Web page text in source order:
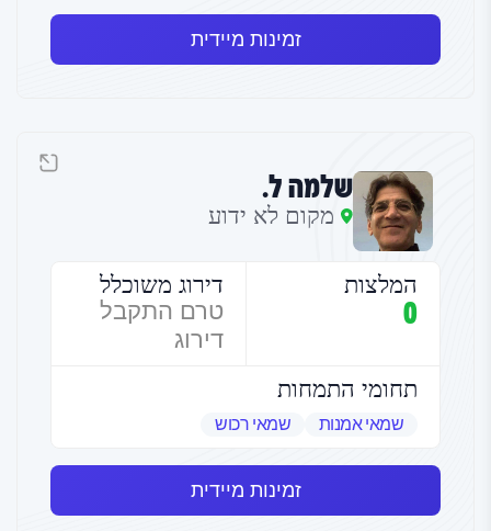
זמינות מיידית
שלמה ל.
מקום לא ידוע
המלצות
0
דירוג משוכלל
טרם התקבל
דירוג
תחומי התמחות
שמאי אמנות שמאי רכוש
זמינות מיידית